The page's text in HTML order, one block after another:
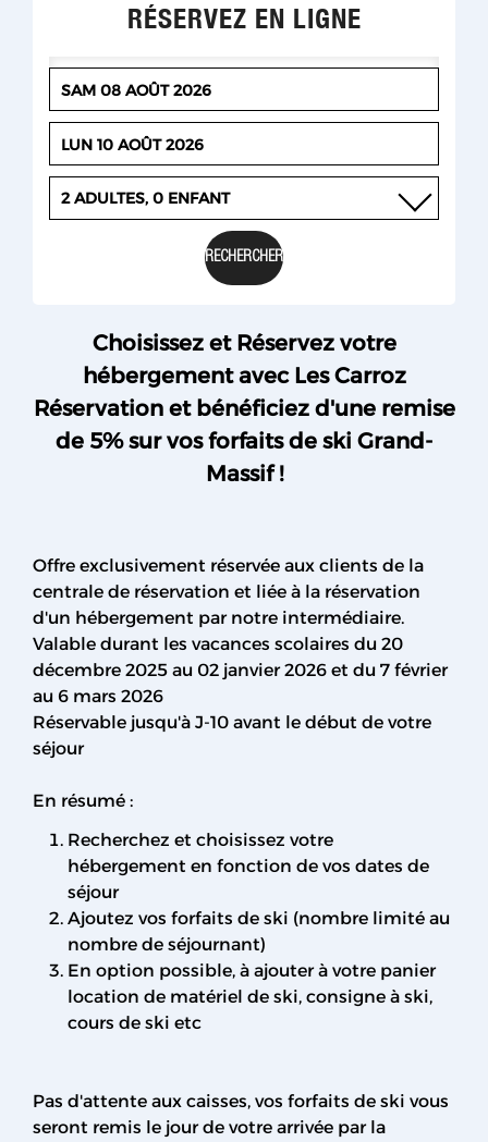
RÉSERVEZ EN LIGNE
2 ADULTES, 0 ENFANT
Choisissez et Réservez votre
hébergement avec Les Carroz
Réservation et bénéficiez d'une remise
de 5% sur vos forfaits de ski Grand-
Massif !
Offre exclusivement réservée aux clients de la
centrale de réservation et liée à la réservation
d'un hébergement par notre intermédiaire.
Valable durant les vacances scolaires du 20
décembre 2025 au 02 janvier 2026 et du 7 février
au 6 mars 2026
Réservable jusqu'à J-10 avant le début de votre
séjour
En résumé :
Recherchez et choisissez votre
hébergement en fonction de vos dates de
séjour
Ajoutez vos forfaits de ski (nombre limité au
nombre de séjournant)
En option possible, à ajouter à votre panier
location de matériel de ski, consigne à ski,
cours de ski etc
Pas d'attente aux caisses, vos forfaits de ski vous
seront remis le jour de votre arrivée par la